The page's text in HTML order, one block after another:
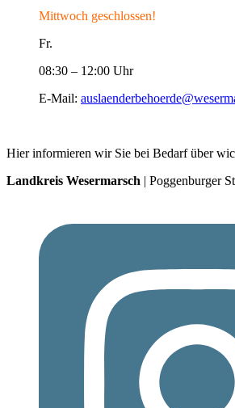
Mittwoch geschlossen!
Fr.
08:30 – 12:00 Uhr
E-Mail:
Hier informieren wir Sie bei Bedarf über
Landkreis Wesermarsch | Poggenburger